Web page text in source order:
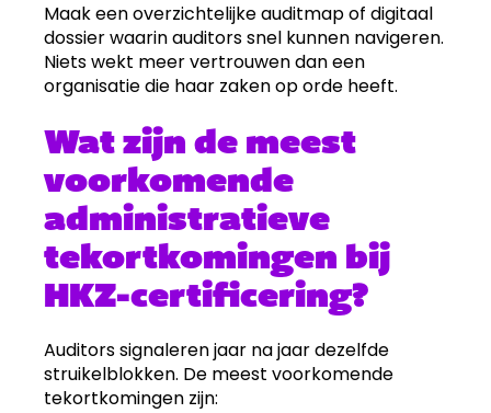
Maak een overzichtelijke auditmap of digitaal
dossier waarin auditors snel kunnen navigeren.
Niets wekt meer vertrouwen dan een
organisatie die haar zaken op orde heeft.
Wat zijn de meest
voorkomende
administratieve
tekortkomingen bij
HKZ-certificering?
Auditors signaleren jaar na jaar dezelfde
struikelblokken. De meest voorkomende
tekortkomingen zijn: